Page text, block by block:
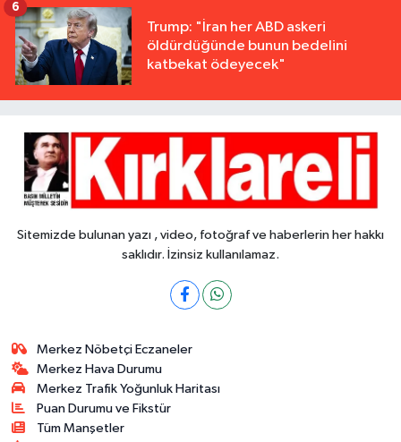
Trump: "İran her ABD askeri
öldürdüğünde bunun bedelini
katbekat ödeyecek"
6
Sitemizde bulunan yazı , video, fotoğraf ve haberlerin her hakkı
saklıdır. İzinsiz kullanılamaz.
Merkez Nöbetçi Eczaneler
Merkez Hava Durumu
Merkez Trafik Yoğunluk Haritası
Puan Durumu ve Fikstür
Tüm Manşetler